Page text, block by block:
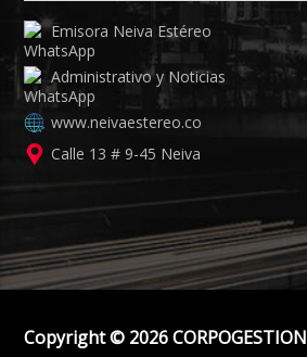
Emisora Neiva Estéreo
Administrativo y Noticias
www.neivaestereo.co
Calle 13 # 9-45 Neiva
Copyright © 2026 CORPOGESTION